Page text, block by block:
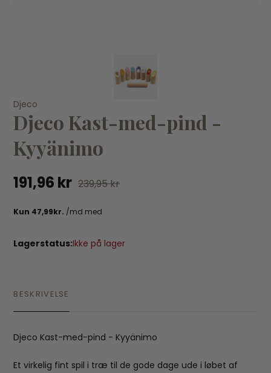
Djeco
Djeco - Ansigtsmaling palet - Sweet
55,96 kr69,95 kr
Djeco
Djeco Kast-med-pind -
Kyyänimo
191,96 kr 239,95 kr
Lagerstatus:Ikke på lager
BESKRIVELSE
Djeco Kast-med-pind - Kyyänimo
Et virkelig fint spil i træ til de gode dage ude i løbet af